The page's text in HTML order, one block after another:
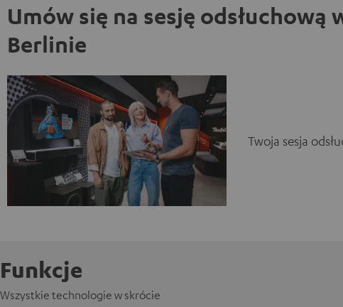
Umów się na sesję
Berlinie
Twoja sesja
Funkcje
Wszystkie technologie w skrócie